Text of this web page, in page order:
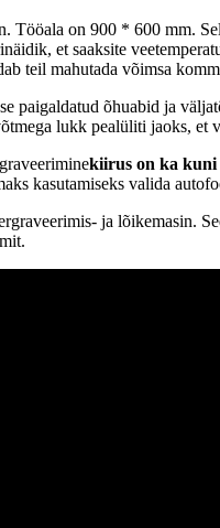
Tööala on 900 * 600 mm.
et saaksite
teil mahutada võimsa
paigaldatud õhuabid ja
lukk pealüliti jaoks, et
graveeriminekiirus on ka kuni
kasutamiseks valida
ja lõikemasin.